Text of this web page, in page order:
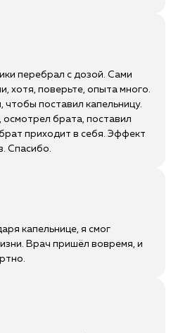
перебрал с дозой. Сами
хотя, поверьте, опыта много.
чтобы поставил капельницу.
брата, поставил
приходит в себя. Эффект
Спасибо.
капельнице, я смог
Врач пришёл вовремя, и